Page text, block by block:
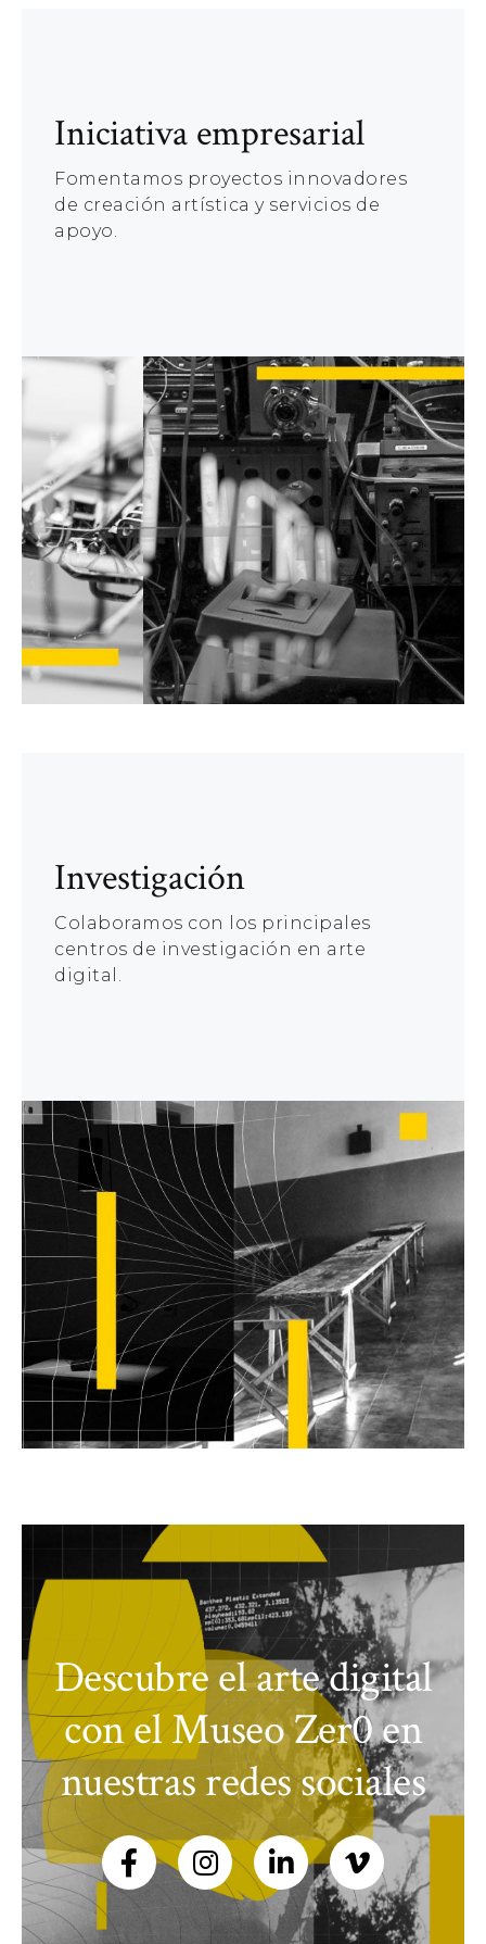
Iniciativa empresarial
Fomentamos proyectos innovadores
de creación artística y servicios de
apoyo.
Investigación
Colaboramos con los principales
centros de investigación en arte
digital.
Descubre el arte digital
con el Museo Zer0 en
nuestras redes sociales